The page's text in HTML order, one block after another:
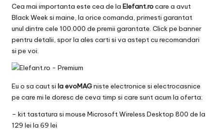
Cea mai importanta este cea de la Elefant.rocare a avut
Black Week si maine, la orice comanda, primesti garantat
unul dintre cele 100.000 de premii garantate. Click pe banner
pentru detalii, spor la ales carti si va astept cu recomandari
si pe voi.
Eu o sa caut si laevoMAGniste electronice si electrocasnice
pe care mi le doresc de ceva timp si care sunt acum la oferta:
– kit tastatura si mouse Microsoft Wireless Desktop 800 de la
129 lei la 69 lei